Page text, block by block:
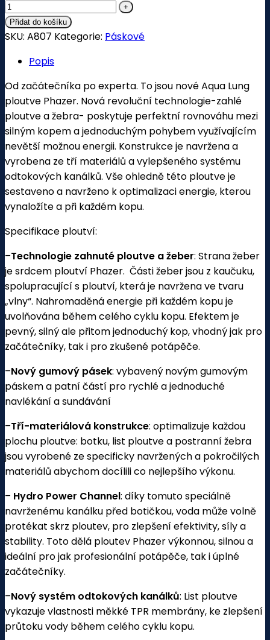
Přidat do košíku
SKU: A807 Kategorie: Páskové
Popis
Od začátečníka po experta. To jsou nové Aqua Lung
ploutve Phazer. Nová revoluční technologie-zahlé
ploutve a žebra- poskytuje perfektní rovnováhu mezi
silným kopem a jednoduchým pohybem využívajícím
nevětší možnou energii. Konstrukce je navržena a
vyrobena ze tří materiálů a vylepšeného systému
odtokových kanálků. Vše ohledně této ploutve je
sestaveno a navrženo k optimalizaci energie, kterou
vynaložíte a při každém kopu.
Specifikace ploutví:
–Technologie zahnuté ploutve a žeber: Strana žeber
je srdcem ploutví Phazer. Části žeber jsou z kaučuku,
spolupracující s ploutví, která je navržena ve tvaru
„vlny“. Nahromaděná energie při každém kopu je
uvolňována během celého cyklu kopu. Efektem je
pevný, silný ale přitom jednoduchý kop, vhodný jak pro
začátečníky, tak i pro zkušené potápěče.
–Nový gumový pásek: vybavený novým gumovým
páskem a patní částí pro rychlé a jednoduché
navlékání a sundávání
–Tří-materiálová konstrukce: optimalizuje každou
plochu ploutve: botku, list ploutve a postranní žebra
jsou vyrobené ze specificky navržených a pokročilých
materiálů abychom docílili co nejlepšího výkonu.
– Hydro Power Channel: díky tomuto speciálně
navrženému kanálku před botičkou, voda může volně
protékat skrz ploutev, pro zlepšení efektivity, síly a
stability. Toto dělá ploutev Phazer výkonnou, silnou a
ideální pro jak profesionální potápěče, tak i úplné
začátečníky.
–Nový systém odtokových kanálků: List ploutve
vykazuje vlastnosti měkké TPR membrány, ke zlepšení
průtoku vody během celého cyklu kopu.